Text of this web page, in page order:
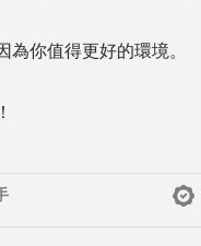
為你值得更好的環境。